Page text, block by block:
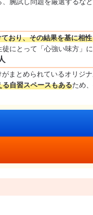
おり、その結果を基に相
にとって「心強い味方」
まとめられているオリ
自習スペースもあるため